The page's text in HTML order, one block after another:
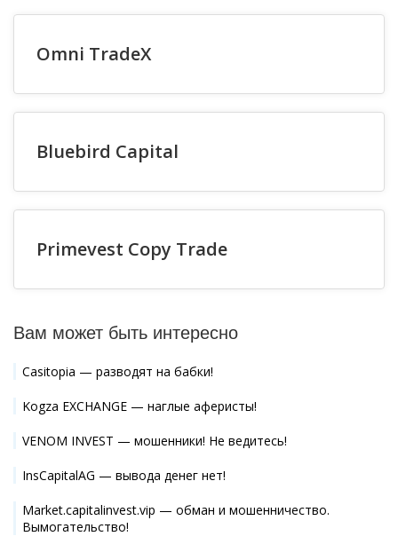
Omni TradeX
Bluebird Capital
Primevest Copy Trade
Вам может быть интересно
Casitopia — разводят на бабки!
Kogza EXCHANGE — наглые аферисты!
VENOM INVEST — мошенники! Не ведитесь!
InsCapitalAG — вывода денег нет!
Market.capitalinvest.vip — обман и мошенничество.
Вымогательство!